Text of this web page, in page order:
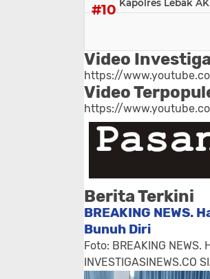
Kapolres Lebak
Video
https://
Video
https://
Berita Terkini
BREAKING NEWS.
Bunuh Diri
Foto: BREAKING
INVESTIGASINEWS.CO